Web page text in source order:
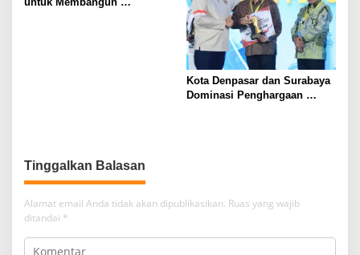
Kota Denpasar dan Surabaya
Dominasi Penghargaan
Alamat email Anda tidak akan dipublikasikan. Ruas yang wajib
ditandai *